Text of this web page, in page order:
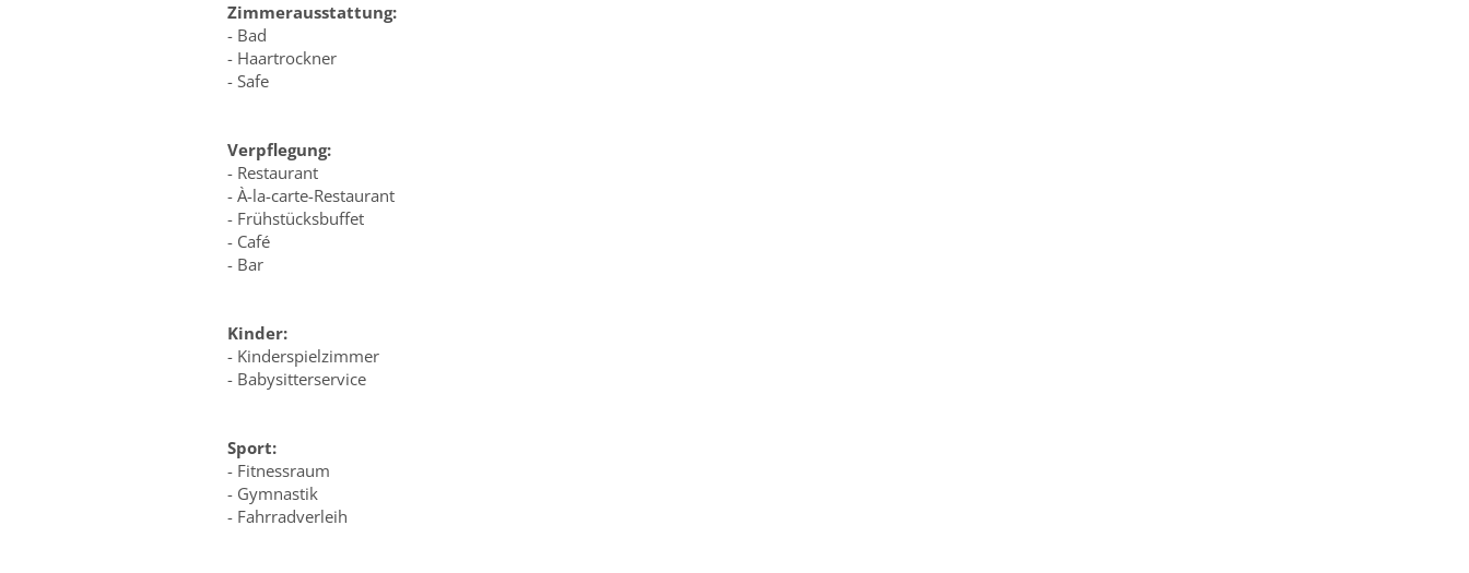
Zimmerausstattung:
- Bad
- Haartrockner
- Safe
Verpflegung:
- Restaurant
- À-la-carte-Restaurant
- Frühstücksbuffet
- Café
- Bar
Kinder:
- Kinderspielzimmer
- Babysitterservice
Sport:
- Fitnessraum
- Gymnastik
- Fahrradverleih